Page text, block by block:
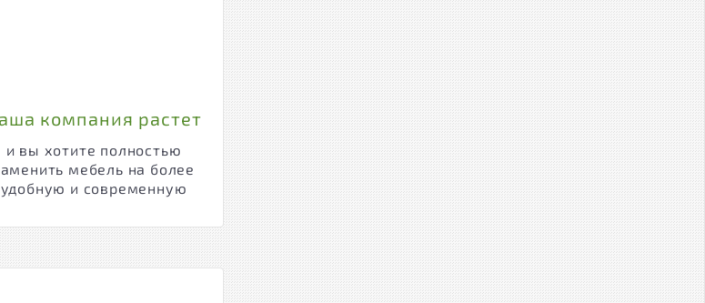
компания растет
и вы хотите полностью
мебель на более
удобную и современную